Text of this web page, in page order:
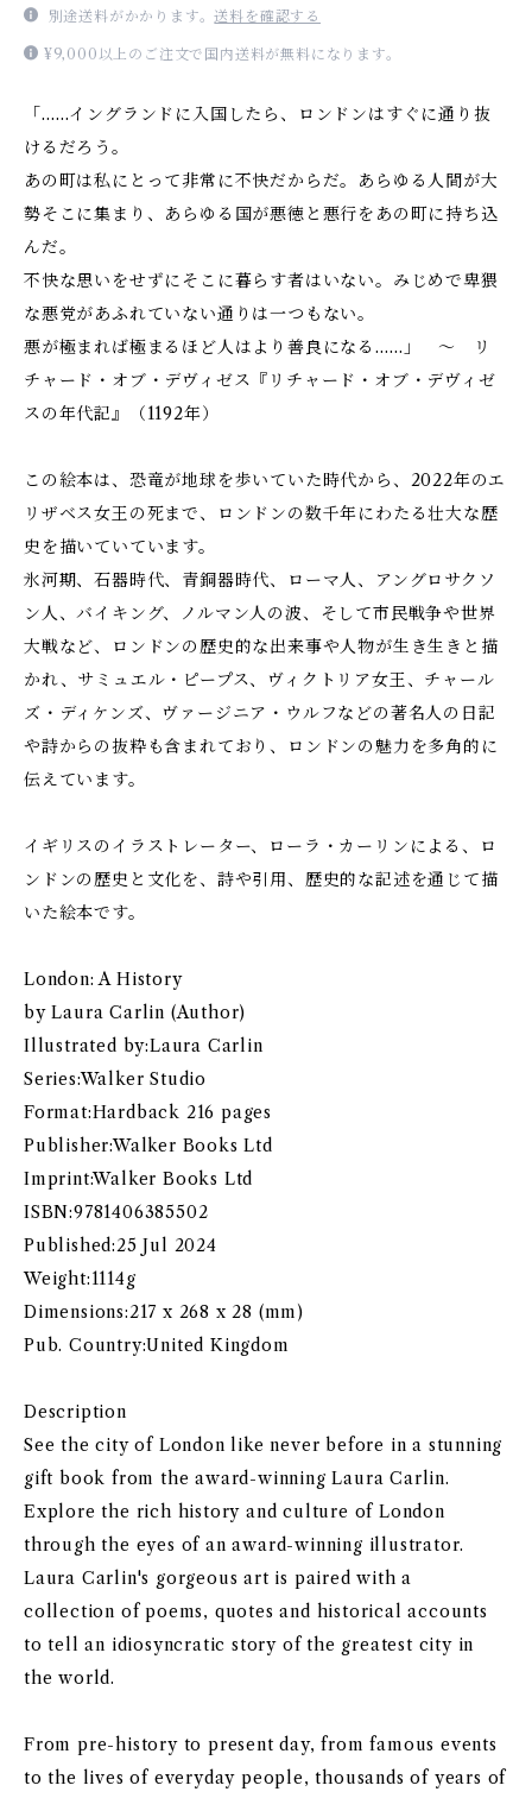
別途送料がかかります。送料を確認する
¥9,000以上のご注文で国内送料が無料になります。
「……イングランドに入国したら、ロンドンはすぐに通り抜
けるだろう。
あの町は私にとって非常に不快だからだ。あらゆる人間が大
勢そこに集まり、あらゆる国が悪徳と悪行をあの町に持ち込
んだ。
不快な思いをせずにそこに暮らす者はいない。みじめで卑猥
な悪党があふれていない通りは一つもない。
悪が極まれば極まるほど人はより善良になる……」 ～ リ
チャード・オブ・デヴィゼス『リチャード・オブ・デヴィゼ
スの年代記』（1192年）
この絵本は、恐竜が地球を歩いていた時代から、2022年のエ
リザベス女王の死まで、ロンドンの数千年にわたる壮大な歴
史を描いていています。
氷河期、石器時代、青銅器時代、ローマ人、アングロサクソ
ン人、バイキング、ノルマン人の波、そして市民戦争や世界
大戦など、ロンドンの歴史的な出来事や人物が生き生きと描
かれ、サミュエル・ピープス、ヴィクトリア女王、チャール
ズ・ディケンズ、ヴァージニア・ウルフなどの著名人の日記
や詩からの抜粋も含まれており、ロンドンの魅力を多角的に
伝えています。
イギリスのイラストレーター、ローラ・カーリンによる、ロ
ンドンの歴史と文化を、詩や引用、歴史的な記述を通じて描
いた絵本です。
London: A History
by Laura Carlin (Author)
Illustrated by:Laura Carlin
Series:Walker Studio
Format:Hardback 216 pages
Publisher:Walker Books Ltd
Imprint:Walker Books Ltd
ISBN:9781406385502
Published:25 Jul 2024
Weight:1114g
Dimensions:217 x 268 x 28 (mm)
Pub. Country:United Kingdom
Description
See the city of London like never before in a stunning
gift book from the award-winning Laura Carlin.
Explore the rich history and culture of London
through the eyes of an award-winning illustrator.
Laura Carlin's gorgeous art is paired with a
collection of poems, quotes and historical accounts
to tell an idiosyncratic story of the greatest city in
the world.
From pre-history to present day, from famous events
to the lives of everyday people, thousands of years of